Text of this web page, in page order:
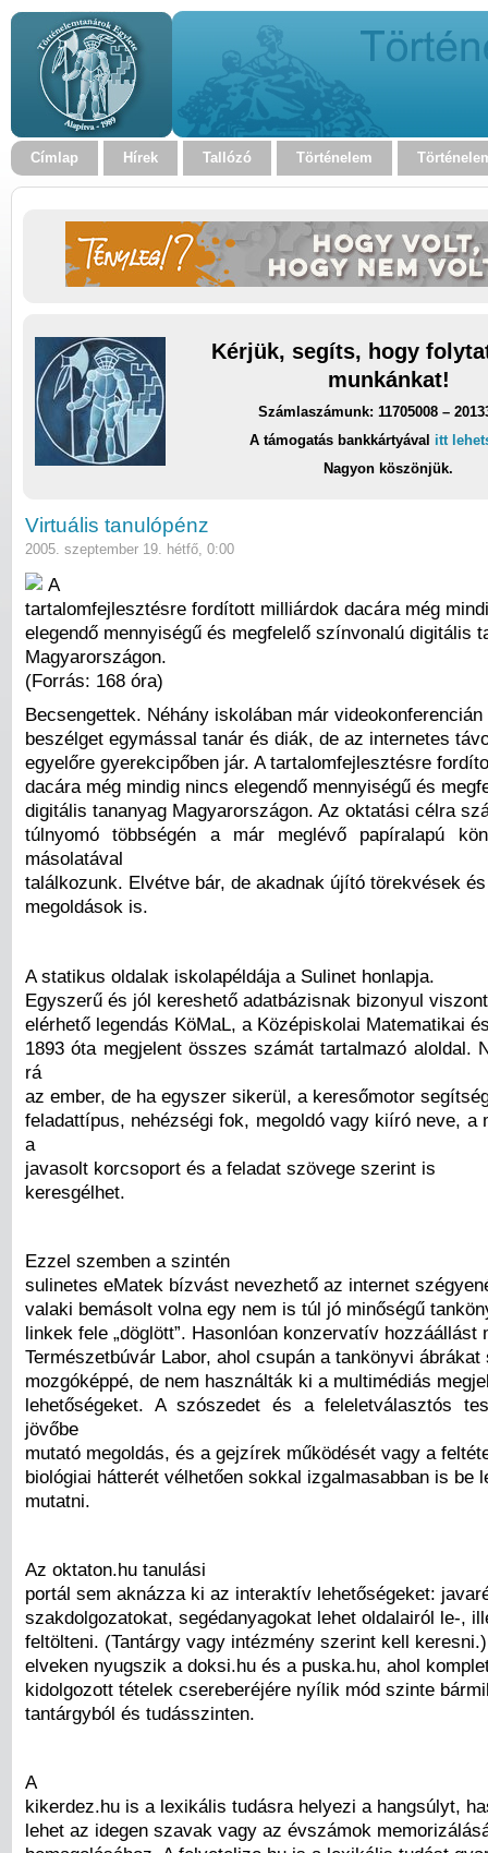
Címlap Hírek Tallózó Történelem
Kérjük, segíts, hogy
munkánkat!
Számlaszámunk: 11705008 –
A támogatás bankkártyával itt
Nagyon köszönjük.
Virtuális tanulópénz
2005. szeptember 19. hétfő, 0:00
A
tartalomfejlesztésre fordított milliárdok dacára még
elegendő mennyiségű és megfelelő színvonalú digitális
Magyarországon.
(Forrás: 168 óra)
Becsengettek. Néhány iskolában már videokonferencián
beszélget egymással tanár és diák, de az internetes
egyelőre gyerekcipőben jár. A tartalomfejlesztésre
dacára még mindig nincs elegendő mennyiségű és
digitális tananyag Magyarországon. Az oktatási célra
túlnyomó többségén a már meglévő papíralapú
másolatával
találkozunk. Elvétve bár, de akadnak újító törekvések
megoldások is.
A statikus oldalak iskolapéldája a Sulinet honlapja.
Egyszerű és jól kereshető adatbázisnak bizonyul
elérhető legendás KöMaL, a Középiskolai Matematikai
1893 óta megjelent összes számát tartalmazó aloldal.
rá
az ember, de ha egyszer sikerül, a keresőmotor
feladattípus, nehézségi fok, megoldó vagy kiíró neve, a
a
javasolt korcsoport és a feladat szövege szerint is
keresgélhet.
Ezzel szemben a szintén
sulinetes eMatek bízvást nevezhető az internet
valaki bemásolt volna egy nem is túl jó minőségű
linkek fele „döglött”. Hasonlóan konzervatív hozzáállást
Természetbúvár Labor, ahol csupán a tankönyvi
mozgóképpé, de nem használták ki a multimédiás
lehetőségeket. A szószedet és a feleletválasztós
jövőbe
mutató megoldás, és a gejzírek működését vagy a
biológiai hátterét vélhetően sokkal izgalmasabban is be
mutatni.
Az oktaton.hu tanulási
portál sem aknázza ki az interaktív lehetőségeket:
szakdolgozatokat, segédanyagokat lehet oldalairól le-,
feltölteni. (Tantárgy vagy intézmény szerint kell
elveken nyugszik a doksi.hu és a puska.hu, ahol
kidolgozott tételek csereberéjére nyílik mód szinte
tantárgyból és tudásszinten.
A
kikerdez.hu is a lexikális tudásra helyezi a hangsúlyt,
lehet az idegen szavak vagy az évszámok